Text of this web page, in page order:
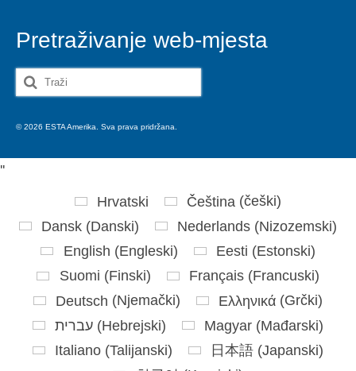
Pretraživanje web-mjesta
Search
© 2026 ESTA Amerika. Sva prava pridržana.
''
Hrvatski
Čeština (češki)
Dansk (Danski) Nederlands (Nizozemski)
English (Engleski) Eesti (Estonski)
Suomi (Finski) Français(Francuski)
Deutsch (Njemački) Ελληνικά (Grčki)
עברית (Hebrejski) Magyar (Mađarski)
Italiano (Talijanski) 日本語 (Japanski)